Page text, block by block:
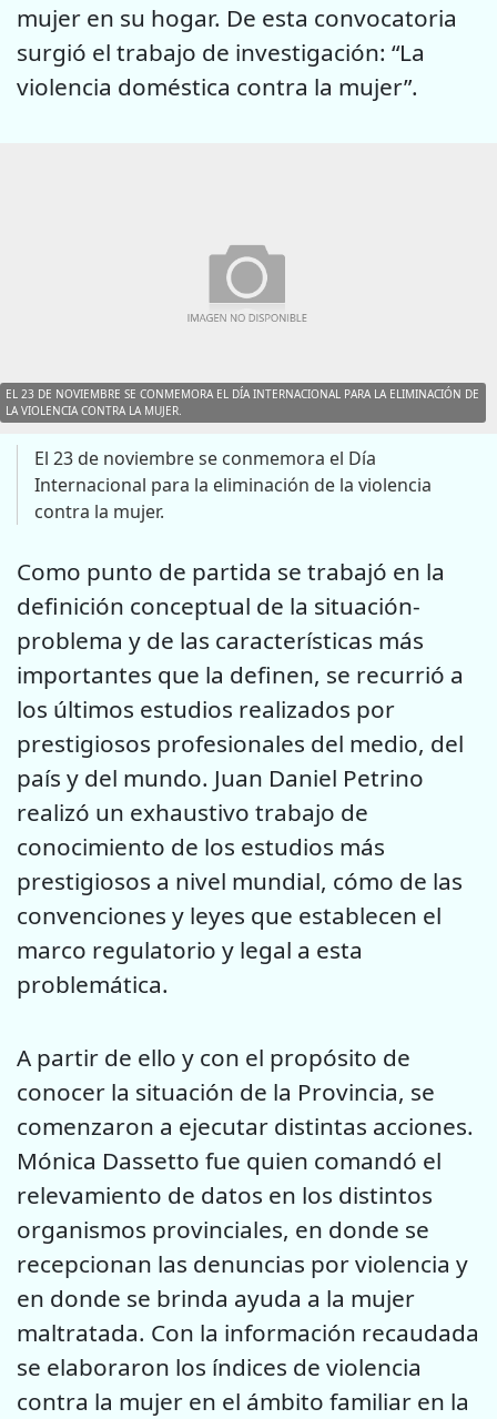
mujer en su hogar. De esta convocatoria
surgió el trabajo de investigación: “La
violencia doméstica contra la mujer”.
EL 23 DE NOVIEMBRE SE CONMEMORA EL DÍA INTERNACIONAL PARA LA ELIMINACIÓN DE
LA VIOLENCIA CONTRA LA MUJER.
El 23 de noviembre se conmemora el Día
Internacional para la eliminación de la violencia
contra la mujer.
Como punto de partida se trabajó en la
definición conceptual de la situación-
problema y de las características más
importantes que la definen, se recurrió a
los últimos estudios realizados por
prestigiosos profesionales del medio, del
país y del mundo. Juan Daniel Petrino
realizó un exhaustivo trabajo de
conocimiento de los estudios más
prestigiosos a nivel mundial, cómo de las
convenciones y leyes que establecen el
marco regulatorio y legal a esta
problemática.
A partir de ello y con el propósito de
conocer la situación de la Provincia, se
comenzaron a ejecutar distintas acciones.
Mónica Dassetto fue quien comandó el
relevamiento de datos en los distintos
organismos provinciales, en donde se
recepcionan las denuncias por violencia y
en donde se brinda ayuda a la mujer
maltratada. Con la información recaudada
se elaboraron los índices de violencia
contra la mujer en el ámbito familiar en la